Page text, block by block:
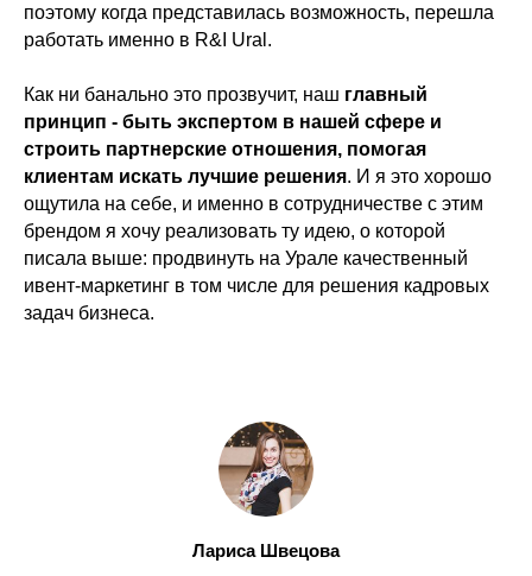
поэтому когда представилась возможность, перешла
работать именно в R&I Ural.
Как ни банально это прозвучит, наш главный
принцип - быть экспертом в нашей сфере и
строить партнерские отношения, помогая
клиентам искать лучшие решения. И я это хорошо
ощутила на себе, и именно в сотрудничестве с этим
брендом я хочу реализовать ту идею, о которой
писала выше: продвинуть на Урале качественный
ивент-маркетинг в том числе для решения кадровых
задач бизнеса.
Лариса Швецова